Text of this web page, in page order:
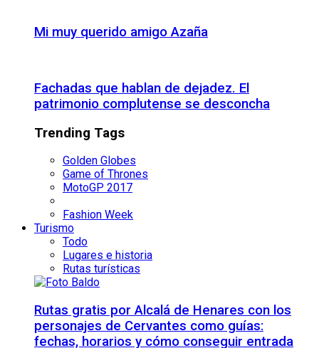
Mi muy querido amigo Azaña
Fachadas que hablan de dejadez. El
patrimonio complutense se desconcha
Trending Tags
Golden Globes
Game of Thrones
MotoGP 2017
Fashion Week
Turismo
Todo
Lugares e historia
Rutas turísticas
Rutas gratis por Alcalá de Henares con los
personajes de Cervantes como guías:
fechas, horarios y cómo conseguir entrada